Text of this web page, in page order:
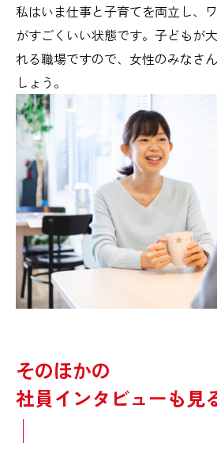
私はいま仕事と子育てを両立し、
がすごくいい状態です。子どもが
れる職場ですので、女性のみなさ
しょう。
そのほかの
社員インタビューも見